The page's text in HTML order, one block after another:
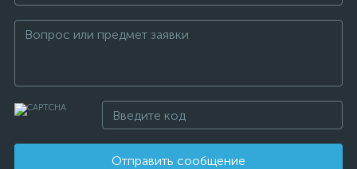
Отправить сообщение